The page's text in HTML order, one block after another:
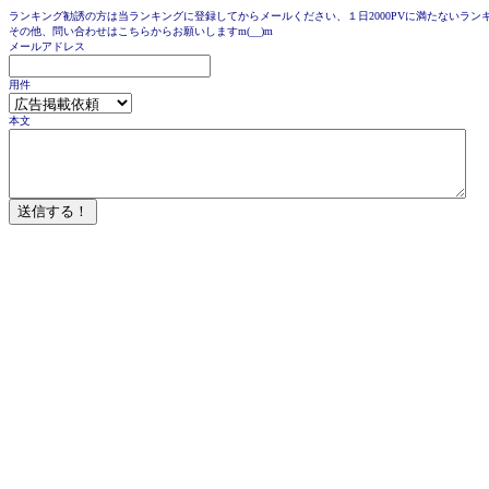
ランキング勧誘の方は当ランキングに登録してからメールください、１日2000PVに満たないラン
その他、問い合わせはこちらからお願いしますm(__)m
メールアドレス
用件
本文